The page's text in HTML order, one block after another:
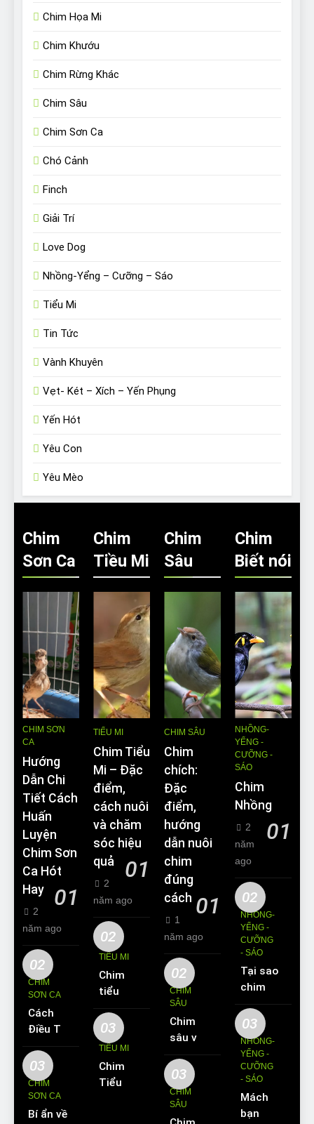
Chim Họa Mi
Chim Khướu
Chim Rừng Khác
Chim Sâu
Chim Sơn Ca
Chó Cảnh
Finch
Giải Trí
Love Dog
Nhồng-Yểng – Cưỡng – Sáo
Tiểu Mi
Tin Tức
Vành Khuyên
Vẹt- Két – Xích – Yến Phụng
Yến Hót
Yêu Con
Yêu Mèo
Chim
Sơn Ca
CHIM SƠN
CA
Hướng
Dẫn Chi
Tiết Cách
Huấn
Luyện
Chim Sơn
Ca Hót
Hay
01
2
năm ago
02
CHIM
SƠN CA
Cách
Điều Trị
Hiệu
Quả
Các
Bệnh
Thường
03
CHIM
SƠN CA
Bí ẩn về
Chim
Tiều Mi
TIỂU MI
Chim Tiểu
Mi – Đặc
điểm,
cách nuôi
và chăm
sóc hiệu
quả
01
2
năm ago
02
TIỂU MI
Chim
tiểu mi
ăn gì?
Kinh
nghiệm
chim
tiểu mi
03
TIỂU MI
Chim
Tiểu Mi
Chim
Sâu
CHIM SÂU
Chim
chích:
Đặc
điểm,
hướng
dẫn nuôi
chim
đúng
cách 01
1
năm ago
02
CHIM
SÂU
Chim
sâu và
những
thông
tin cơ
bản về
loài
03
CHIM
SÂU
Chim
Biết nói
NHỒNG-
YỂNG -
CƯỠNG -
SÁO
Chim
Nhồng
01
2
năm
ago
02
NHỒNG-
YỂNG -
CƯỠNG
- SÁO
Tại sao
chim
Sáo lại
được
yêu
thích
nuôi
làm thú
cưng?
03
NHỒNG-
YỂNG -
CƯỠNG
- SÁO
Mách
bạn